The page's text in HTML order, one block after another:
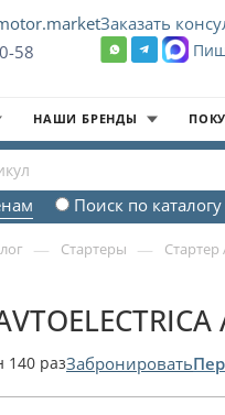
58
Заказать
НАШИ БРЕНДЫ
Поиск по каталогу
— Стартеры — Стартер
140 разЗабронировать